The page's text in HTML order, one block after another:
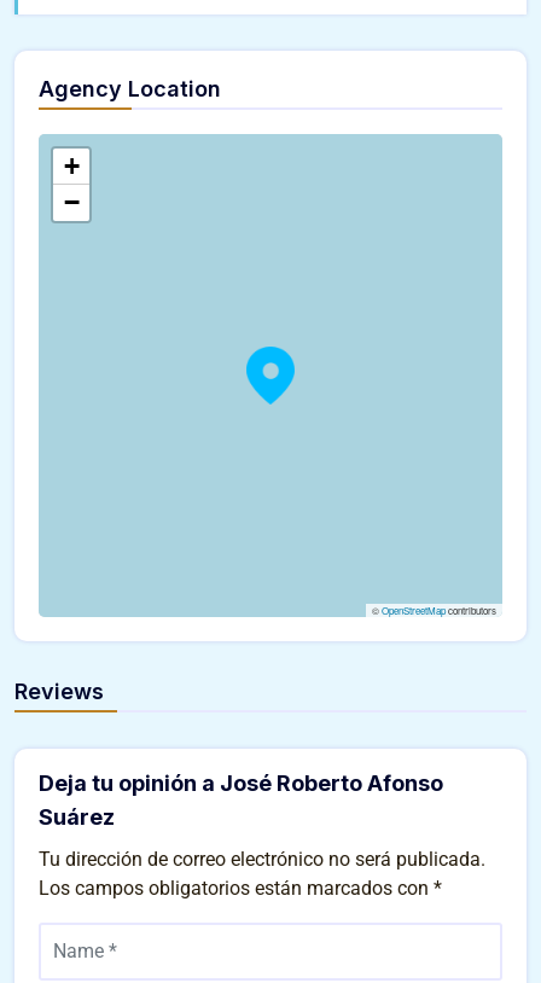
Agency Location
+
−
©OpenStreetMapcontributors
Reviews
Deja tu opinión a José Roberto Afonso
Suárez
Tu dirección de correo electrónico no será publicada.
Los campos obligatorios están marcados con *